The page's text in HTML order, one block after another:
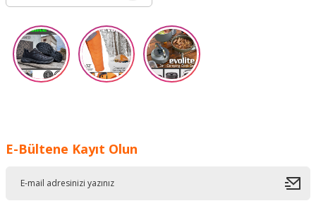
E-Bültene Kayıt Olun